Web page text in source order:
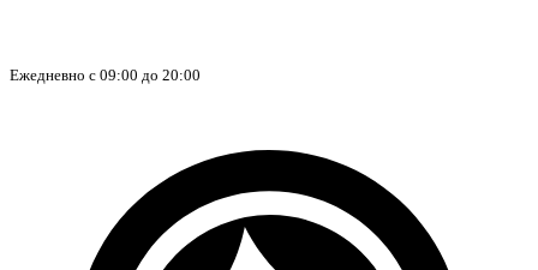
Ежедневно с 09:00 до 20:00